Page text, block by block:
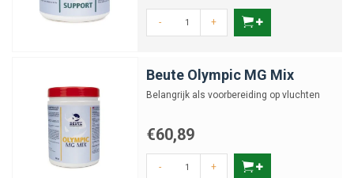
- +
Beute Olympic MG Mix
Belangrijk als voorbereiding op vluchten
€60,89
- +